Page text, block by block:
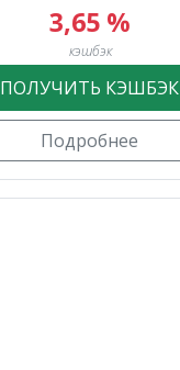
3,65 %
кэшбэк
ПОЛУЧИТЬ КЭШБЭК
Подробнее